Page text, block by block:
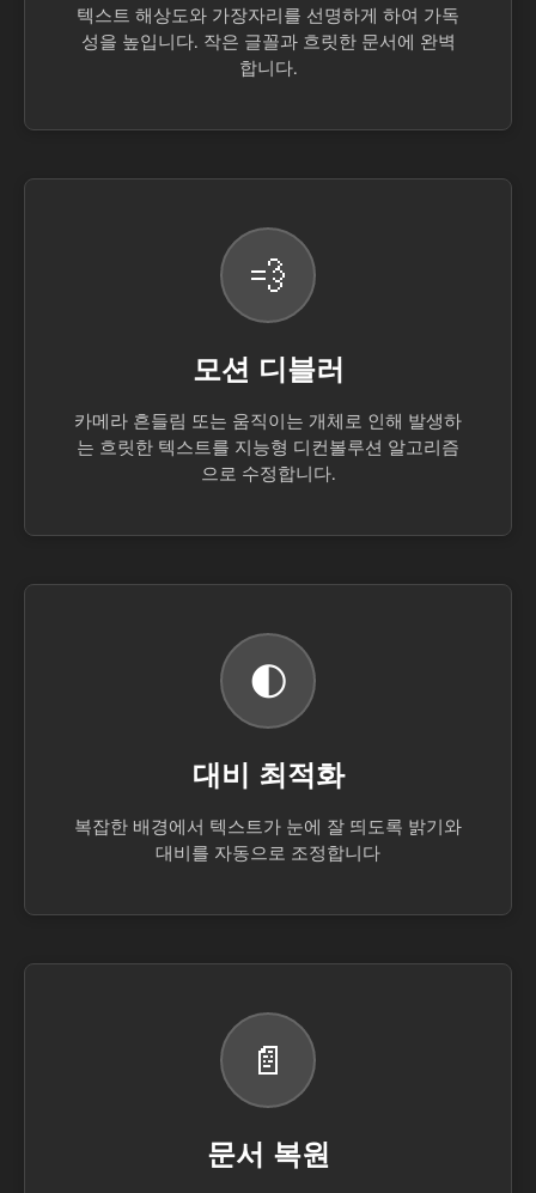
텍스트 해상도와 가장자리를 선명하게 하여 가독
성을 높입니다. 작은 글꼴과 흐릿한 문서에 완벽
합니다.
💨
모션 디블러
카메라 흔들림 또는 움직이는 개체로 인해 발생하
는 흐릿한 텍스트를 지능형 디컨볼루션 알고리즘
으로 수정합니다.
🌓
대비 최적화
복잡한 배경에서 텍스트가 눈에 잘 띄도록 밝기와
대비를 자동으로 조정합니다
📄
문서 복원